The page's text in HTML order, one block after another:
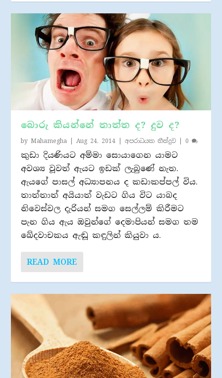
බොරු කියන්නේ තාත්ත ද? දුව ද?
byMahamegha |Aug 24, 2014 |අපරාධයක තීන්දුව 0
කුඩා දියණියට අම්මා සොයාගෙන යාමට
අවශ්‍ය වූවත් ඇයට ඉඩක් ලැබුණේ නැත.
ඇයගේ පාසල් අධ්‍යාපනය ද කඩාකප්පල් විය.
තාත්තාත් අයියාත් වැඩට ගිය විට යාබද
නිවෙස්වල දැරියන් සමග සෙල්ලම් කිරීමට
පැන ගිය ඇය ඔවුන්ගේ දෙමාපියන් සමග තම
ඛේදවාචකය ඇඬූ කඳුලින් කියුවා ය.
READ MORE